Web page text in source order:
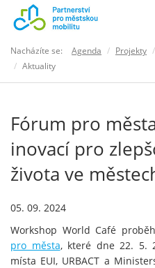
Nacházíte se: Agenda Projekty
Aktuality
Fórum pro
inovací pro
života ve
05. 09. 2024
Workshop World Café
pro města, které dne 22. 5.
místa EUI, URBACT a